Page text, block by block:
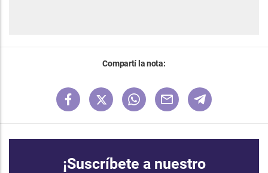
Compartí la nota:
¡Suscríbete a nuestro